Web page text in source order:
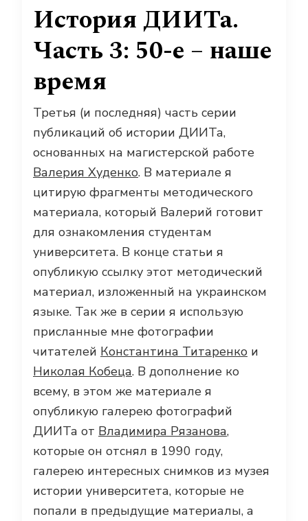
История ДИИТа.
Часть 3: 50-е – наше
время
Третья (и последняя) часть серии
публикаций об истории ДИИТа,
основанных на магистерской работе
Валерия Худенко. В материале я
цитирую фрагменты методического
материала, который Валерий готовит
для ознакомления студентам
университета. В конце статьи я
опубликую ссылку этот методический
материал, изложенный на украинском
языке. Так же в серии я использую
присланные мне фотографии
читателей Константина Титаренко и
Николая Кобеца. В дополнение ко
всему, в этом же материале я
опубликую галерею фотографий
ДИИТа от Владимира Рязанова,
которые он отснял в 1990 году,
галерею интересных снимков из музея
истории университета, которые не
попали в предыдущие материалы, а